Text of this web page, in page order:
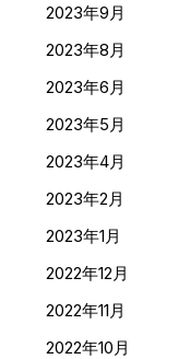
2023年9月
2023年8月
2023年6月
2023年5月
2023年4月
2023年2月
2023年1月
2022年12月
2022年11月
2022年10月